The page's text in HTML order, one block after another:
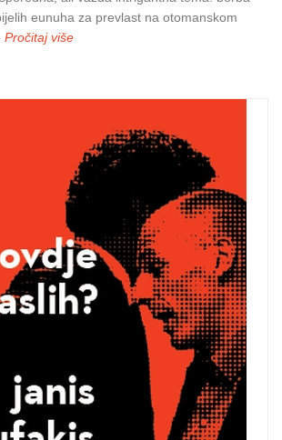
eunuha za prevlast na otomanskom
Pročitaj više